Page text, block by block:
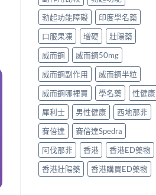
勃起功能障礙
印度學名藥
口服果凍
增硬
壯陽藥
威而鋼
威而鋼50mg
威而鋼副作用
威而鋼半粒
威而鋼哪裡買
學名藥
性健康
犀利士
男性健康
西地那非
賽倍達
賽倍達Spedra
阿伐那非
香港
香港ED藥物
香港壯陽藥
香港購買ED藥物